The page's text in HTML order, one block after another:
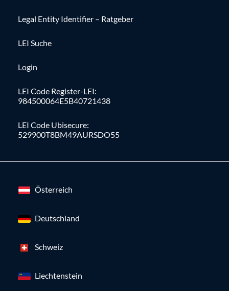
Legal Entity Identifier – Ratgeber
LEI Suche
Login
LEI Code Register-LEI:
984500064E5B40721438
LEI Code Ubisecure:
529900T8BM49AURSDO55
Österreich
Deutschland
Schweiz
Liechtenstein